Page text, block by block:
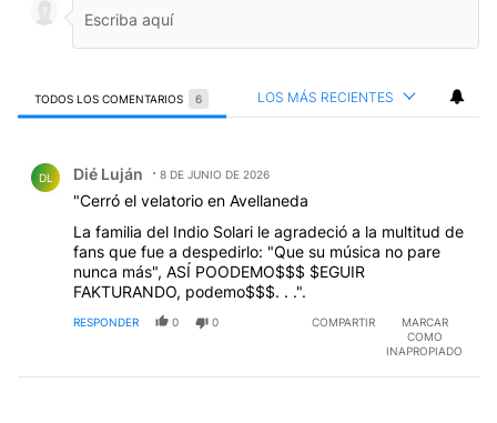
TODOS LOS COMENTARIOS 6 LOS MÁS RECIENTES
DL Dié Luján 8 DE JUNIO DE 2026
"Cerró el velatorio en Avellaneda
La familia del Indio Solari le agradeció a la multitud de
fans que fue a despedirlo: "Que su música no pare
nunca más", ASÍ POODEMO$$$ $EGUIR
FAKTURANDO, podemo$$$. . .".
RESPONDER 0 0 COMPARTIR
MARCAR
COMO
INAPROPIADO